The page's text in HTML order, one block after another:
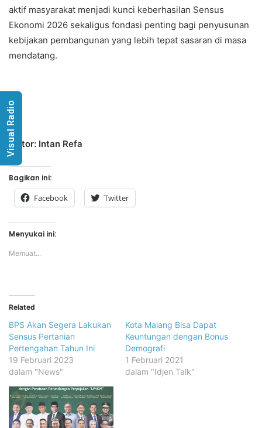
aktif masyarakat menjadi kunci keberhasilan Sensus
Ekonomi 2026 sekaligus fondasi penting bagi penyusunan
kebijakan pembangunan yang lebih tepat sasaran di masa
mendatang.
Editor: Intan Refa
Bagikan ini:
Facebook Twitter
Menyukai ini:
Memuat...
Related
BPS Akan Segera Lakukan
Sensus Pertanian
Pertengahan Tahun Ini
19 Februari 2023
dalam "News"
Kota Malang Bisa Dapat
Keuntungan dengan Bonus
Demografi
1 Februari 2021
dalam "Idjen Talk"
Visual Radio